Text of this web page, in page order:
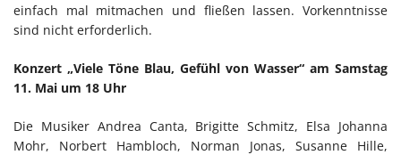
einfach mal mitmachen und fließen lassen. Vorkenntnisse
sind nicht erforderlich.
Konzert „Viele Töne Blau, Gefühl von Wasser“ am Samstag
11. Mai um 18 Uhr
Die Musiker Andrea Canta, Brigitte Schmitz, Elsa Johanna
Mohr, Norbert Hambloch, Norman Jonas, Susanne Hille,